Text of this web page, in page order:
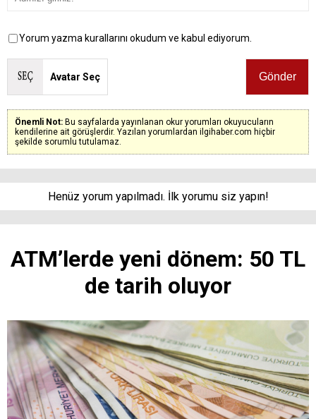
Yorum yazma kurallarını okudum ve kabul ediyorum.
Avatar Seç
Önemli Not: Bu sayfalarda yayınlanan okur yorumları okuyucuların
kendilerine ait görüşlerdir. Yazılan yorumlardan ilgihaber.com hiçbir
şekilde sorumlu tutulamaz.
Henüz yorum yapılmadı. İlk yorumu siz yapın!
ATM’lerde yeni dönem: 50 TL
de tarih oluyor